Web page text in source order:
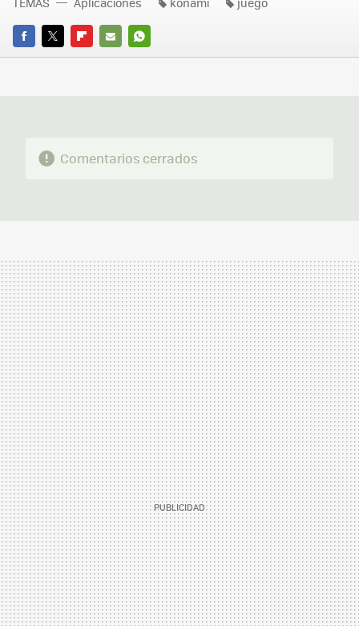
FACEBOOK
TWITTERFLIPBOARD
E-
WHATSAPP
Comentarios cerrados